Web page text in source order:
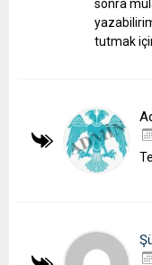
sonra
tutmak